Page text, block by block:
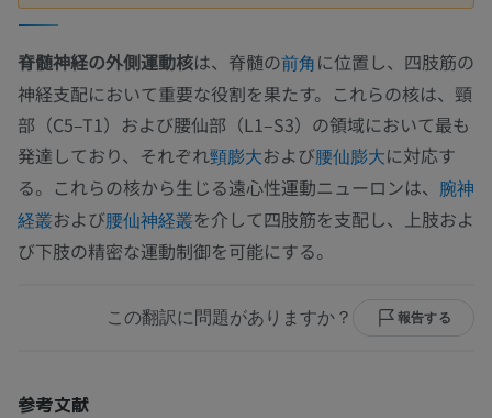
脊髄神経の外側運動核は、脊髄の前角に位置し、四肢筋の
神経支配において重要な役割を果たす。これらの核は、頸
部（C5–T1）および腰仙部（L1–S3）の領域において最も
発達しており、それぞれ頸膨大および腰仙膨大に対応す
る。これらの核から生じる遠心性運動ニューロンは、 腕神
経叢および腰仙神経叢を介して四肢筋を支配し、上肢およ
び下肢の精密な運動制御を可能にする。
この翻訳に問題がありますか？ 報告する
参考文献